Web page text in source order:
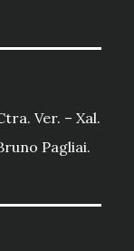
Ver. – Xal.
Pagliai.